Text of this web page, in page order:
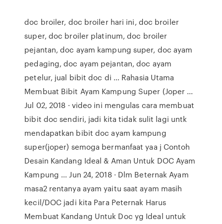
doc broiler, doc broiler hari ini, doc broiler
super, doc broiler platinum, doc broiler
pejantan, doc ayam kampung super, doc ayam
pedaging, doc ayam pejantan, doc ayam
petelur, jual bibit doc di … Rahasia Utama
Membuat Bibit Ayam Kampung Super (Joper ...
Jul 02, 2018 · video ini mengulas cara membuat
bibit doc sendiri, jadi kita tidak sulit lagi untk
mendapatkan bibit doc ayam kampung
super(joper) semoga bermanfaat yaa j Contoh
Desain Kandang Ideal & Aman Untuk DOC Ayam
Kampung ... Jun 24, 2018 · Dlm Beternak Ayam
masa2 rentanya ayam yaitu saat ayam masih
kecil/DOC jadi kita Para Peternak Harus
Membuat Kandang Untuk Doc yg Ideal untuk